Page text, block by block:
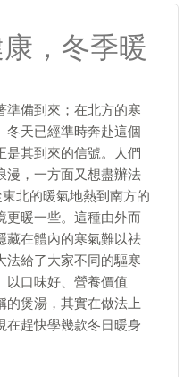
，冬季暖
準備到來；在北方的寒
冬天已經準時奔赴這個
是其到來的信號。人們
漫，一方面又想盡辦法
北的暖氣地熱到南方的
更暖一些。這種由外而
藏在體內的寒氣難以祛
法給了大家不同的驅寒
以口味好、營養價值
的煲湯，其實在做法上
在趕快學幾款冬日暖身